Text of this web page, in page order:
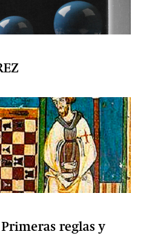
reglas y